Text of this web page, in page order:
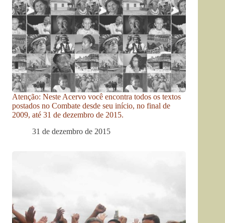
Atenção: Neste Acervo você encontra todos os textos
postados no Combate desde seu início, no final de
2009, até 31 de dezembro de 2015.
31 de dezembro de 2015